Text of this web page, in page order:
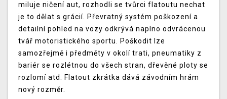
miluje ničení aut, rozhodli se tvůrci flatoutu nechat
je to dělat s grácií. Převratný systém poškození a
detailní pohled na vozy odkrývá naplno odvrácenou
tvář motoristického sportu. Poškodit lze
samozřejmě i předměty v okolí trati, pneumatiky z
bariér se rozlétnou do všech stran, dřevěné ploty se
rozlomí atd. Flatout zkrátka dává závodním hrám
nový rozměr.